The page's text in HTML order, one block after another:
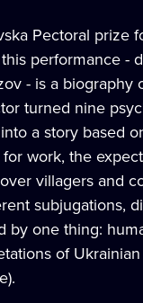
Pectoral prize
performance -
- is a biography
turned nine
a story based
work, the
villagers and
subjugations,
by one thing:
of Ukrainian